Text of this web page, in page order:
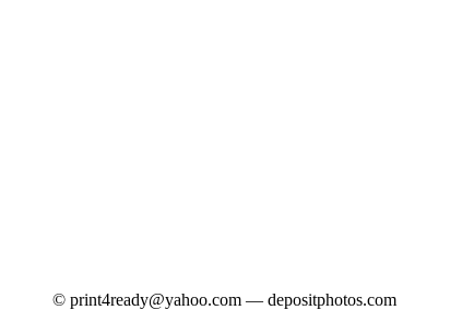
© print4ready@yahoo.com — depositphotos.com